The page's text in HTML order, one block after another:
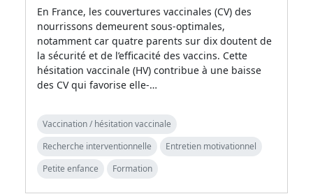
En France, les couvertures vaccinales (CV) des
nourrissons demeurent sous-optimales,
notamment car quatre parents sur dix doutent de
la sécurité et de l’efficacité des vaccins. Cette
hésitation vaccinale (HV) contribue à une baisse
des CV qui favorise elle-…
Vaccination / hésitation vaccinale
Recherche interventionnelle
Entretien motivationnel
Petite enfance
Formation